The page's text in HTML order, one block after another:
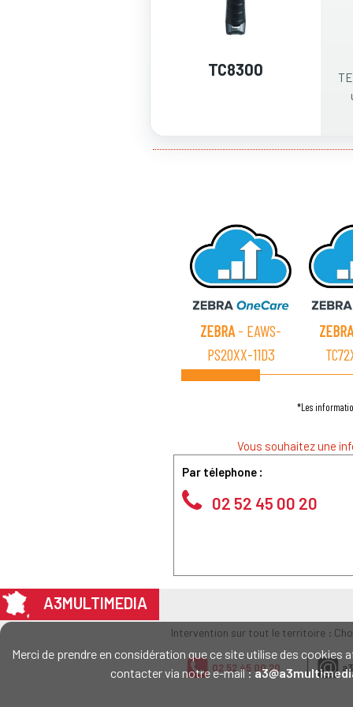
Merci de prendre en considération que ce site utilise des
contacter via notre e-mail :
TC8300
ZEBRA - EAWS-
PS20XX-11D3
ZEBRA
*Les
Vous souhaitez une
Par télephone :
02 52 45 00 20
A3MULTIMEDIA
Intervention sur tout le territoire :
02 52 45 00 20